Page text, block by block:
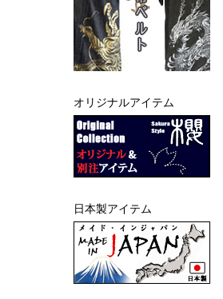
オリジナルアイテム
日本製アイテム